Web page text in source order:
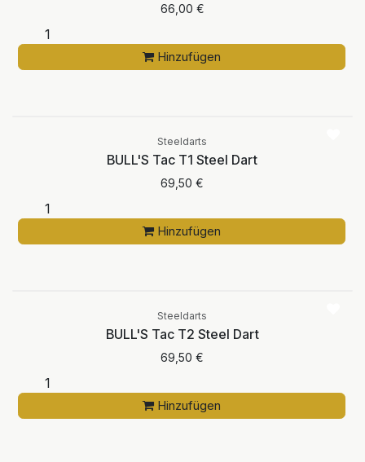
66,00 €
Hinzufügen
Steeldarts
BULL'S Tac T1 Steel Dart
69,50 €
Hinzufügen
Steeldarts
BULL'S Tac T2 Steel Dart
69,50 €
Hinzufügen